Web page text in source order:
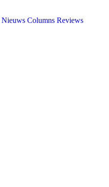
Nieuws Columns Reviews